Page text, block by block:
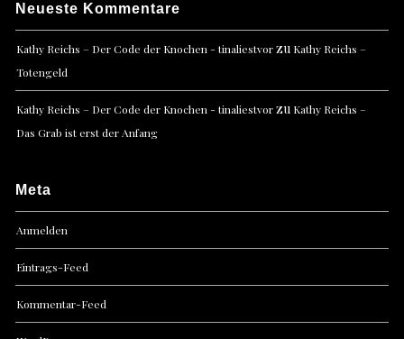
Neueste Kommentare
Kathy Reichs – Der Code der Knochen - tinaliestvorzu Kathy Reichs –
Totengeld
Kathy Reichs – Der Code der Knochen - tinaliestvorzu Kathy Reichs –
Das Grab ist erst der Anfang
Meta
Anmelden
Eintrags-Feed
Kommentar-Feed